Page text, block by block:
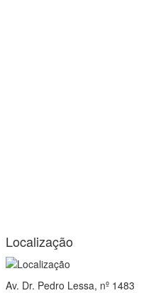
Localização
Av. Dr. Pedro Lessa, nº 1483